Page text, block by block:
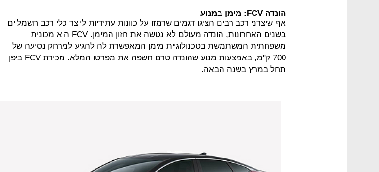
הונדה FCV: מימן במנוע
אף שיצרני רכב רבים הציגו דגמים שרמזו על כוונות עתידיות לייצר כלי רכב חשמליים
בשנים האחרונות, הונדה מעולם לא נטשה את חזון המימן. FCV היא מכונית
משפחתית המשתמשת בטכנולוגיית מימן המאפשרת לה להגיע למרחק נסיעה של
700 ק"מ, באמצעות מנוע שהונדה טרם חשפה את מפרטו המלא. מכירת FCV ביפן
תחל במרץ בשנה הבאה.